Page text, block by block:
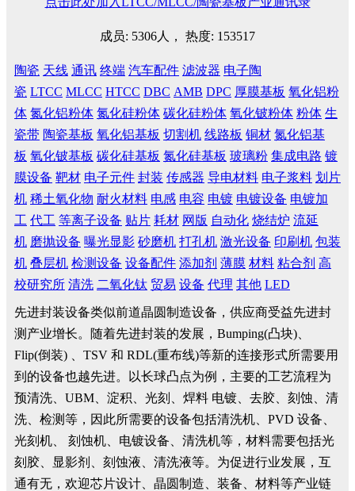
成员: 5306人， 热度: 153517
陶瓷 天线 通讯 终端 汽车配件 滤波器 电子陶
瓷 LTCC MLCC HTCC DBC AMB DPC 厚膜基板 氧化铝粉
体 氮化铝粉体 氮化硅粉体 碳化硅粉体 氧化铍粉体 粉体 生
瓷带 陶瓷基板 氧化铝基板 切割机 线路板 铜材 氮化铝基
板 氧化铍基板 碳化硅基板 氮化硅基板 玻璃粉 集成电路 镀
膜设备 靶材 电子元件 封装 传感器 导电材料 电子浆料 划片
机 稀土氧化物 耐火材料 电感 电容 电镀 电镀设备 电镀加
工 代工 等离子设备 贴片 耗材 网版 自动化 烧结炉 流延
机 磨抛设备 曝光显影 砂磨机 打孔机 激光设备 印刷机 包装
机 叠层机 检测设备 设备配件 添加剂 薄膜 材料 粘合剂 高
校研究所 清洗 二氧化钛 贸易 设备 代理 其他 LED
先进封装设备类似前道晶圆制造设备，供应商受益先进封
测产业增长。随着先进封装的发展，Bumping(凸块)、
Flip(倒装) 、TSV 和 RDL(重布线)等新的连接形式所需要用
到的设备也越先进。以长球凸点为例，主要的工艺流程为
预清洗、UBM、淀积、光刻、焊料 电镀、去胶、刻蚀、清
洗、检测等，因此所需要的设备包括清洗机、PVD 设备、
光刻机、 刻蚀机、电镀设备、清洗机等，材料需要包括光
刻胶、显影剂、刻蚀液、清洗液等。为促进行业发展，互
通有无，欢迎芯片设计、晶圆制造、装备、材料等产业链